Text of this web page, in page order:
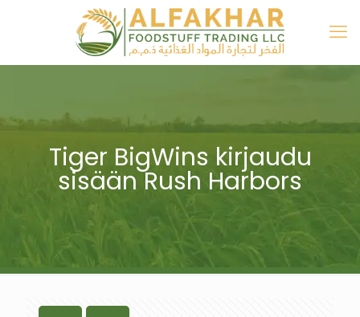
Tiger BigWins kirjaudu
sisään Rush Harbors